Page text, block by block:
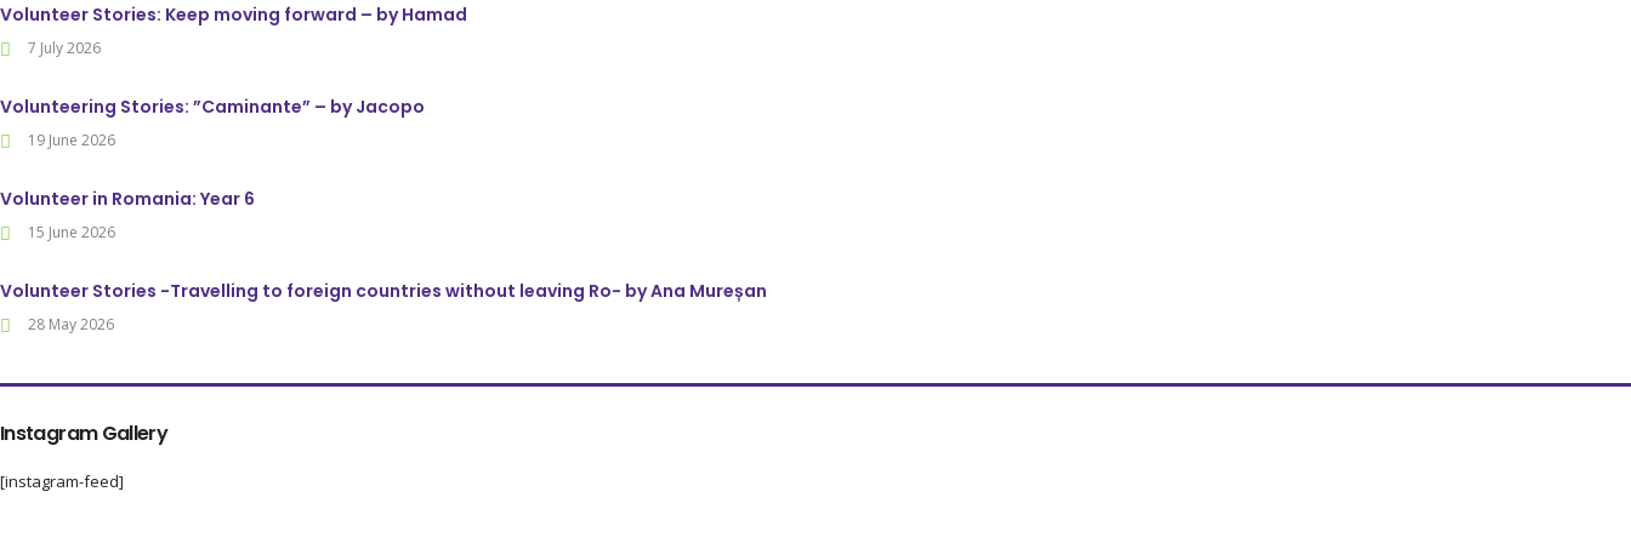
Volunteer Stories: Keep moving forward – by Hamad
7 July 2026
Volunteering Stories: ”Caminante” – by Jacopo
19 June 2026
Volunteer in Romania: Year 6
15 June 2026
Volunteer Stories -Travelling to foreign countries without leaving Ro- by Ana Mureșan
28 May 2026
Instagram Gallery
[instagram-feed]